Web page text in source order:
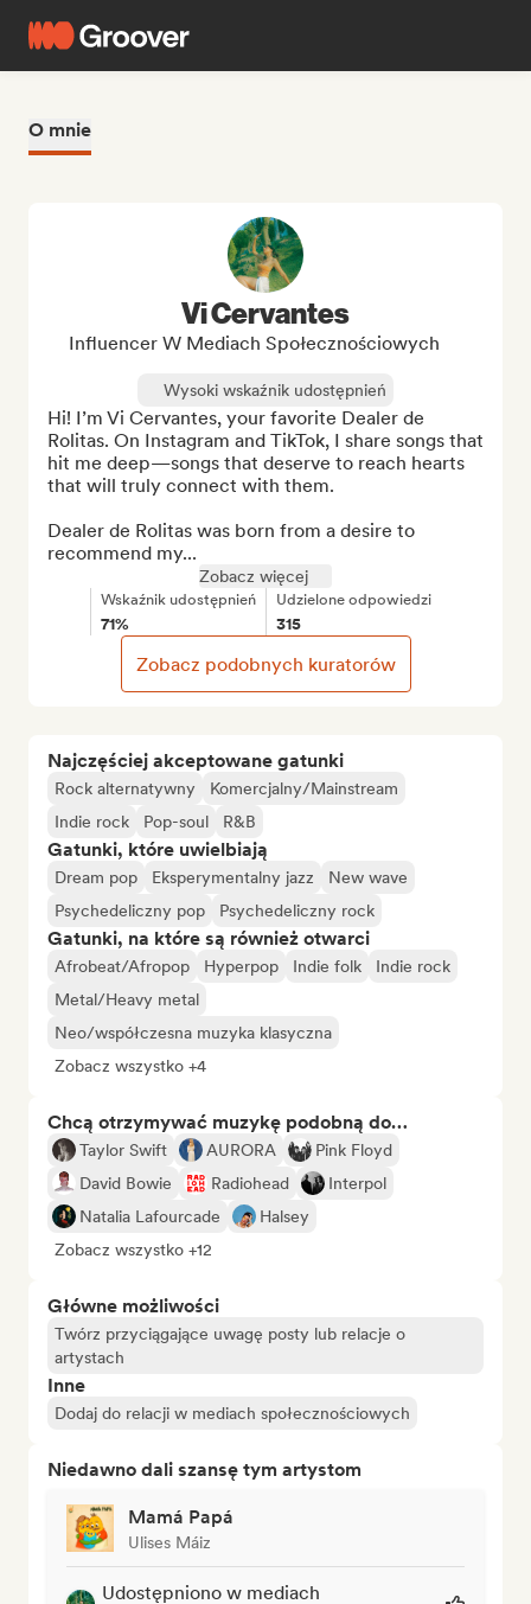
O mnie
Najczęściej akceptowane gatunki
Rock alternatywny
Komercjalny/Mainstream
Indie rock
Pop-soul R&B
Gatunki, które uwielbiają
Dream pop Eksperymentalny jazz
New wave
Psychedeliczny pop
Psychedeliczny rock
Gatunki, na które są również otwarci
Afrobeat/Afropop Hyperpop Indie folk
Indie rock
Metal/Heavy metal
Neo/współczesna muzyka klasyczna
Zobacz wszystko +4
Chcą otrzymywać muzykę podobną do…
Taylor Swift AURORA
Pink Floyd
David Bowie
Radiohead
Interpol
Natalia Lafourcade
Halsey
Zobacz wszystko +12
Główne możliwości
Twórz przyciągające uwagę posty lub relacje o
artystach
Inne
Dodaj do relacji w mediach społecznościowych
Niedawno dali szansę tym artystom
Mamá Papá
Ulises Máiz
Udostępniono w mediach
Vi Cervantes
Influencer W Mediach Społecznościowych
Wysoki wskaźnik udostępnień
Hi! I’m Vi Cervantes, your favorite Dealer de
Rolitas. On Instagram and TikTok, I share songs that
hit me deep—songs that deserve to reach hearts
that will truly connect with them.
Dealer de Rolitas was born from a desire to
recommend my...
Zobacz więcej
Wskaźnik udostępnień
71%
Udzielone odpowiedzi
315
Zobacz podobnych kuratorów